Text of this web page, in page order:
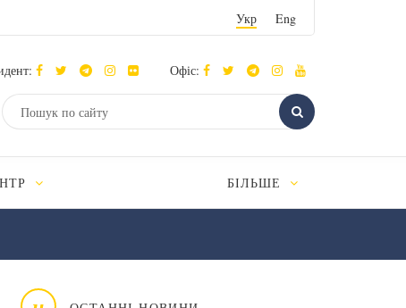
Укр Eng
Офіс:
БІЛЬШЕ